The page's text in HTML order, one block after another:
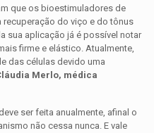
que os bioestimuladores de
recuperação do viço e do tônus
sua aplicação já é possível notar
firme e elástico. Atualmente,
das células devido uma
Merlo, médica
ser feita anualmente, afinal o
não cessa nunca. E vale